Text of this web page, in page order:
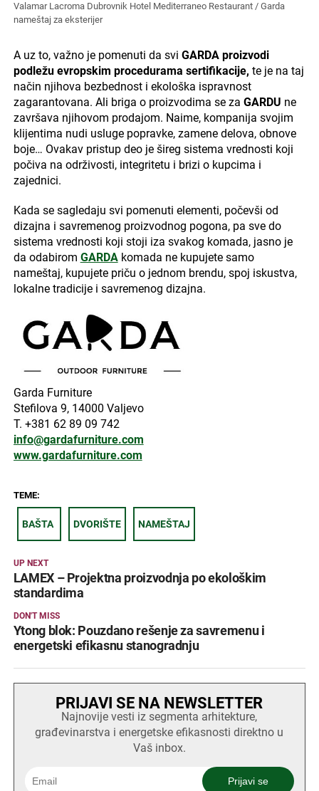
Valamar Lacroma Dubrovnik Hotel Mediterraneo Restaurant / Garda
nameštaj za eksterijer
A uz to, važno je pomenuti da svi GARDA proizvodi
podležu evropskim procedurama sertifikacije, te je na taj
način njihova bezbednost i ekološka ispravnost
zagarantovana. Ali briga o proizvodima se za GARDU ne
završava njihovom prodajom. Naime, kompanija svojim
klijentima nudi usluge popravke, zamene delova, obnove
boje… Ovakav pristup deo je šireg sistema vrednosti koji
počiva na održivosti, integritetu i brizi o kupcima i
zajednici.
Kada se sagledaju svi pomenuti elementi, počevši od
dizajna i savremenog proizvodnog pogona, pa sve do
sistema vrednosti koji stoji iza svakog komada, jasno je
da odabirom GARDA komada ne kupujete samo
nameštaj, kupujete priču o jednom brendu, spoj iskustva,
lokalne tradicije i savremenog dizajna.
Garda Furniture
Stefilova 9, 14000 Valjevo
T. +381 62 89 09 742
info@gardafurniture.com
www.gardafurniture.com
TEME:
BAŠTA DVORIŠTE NAMEŠTAJ
UP NEXT
LAMEX – Projektna proizvodnja po ekološkim
standardima
DON'T MISS
Ytong blok: Pouzdano rešenje za savremenu i
energetski efikasnu stanogradnju
PRIJAVI SE NA NEWSLETTER
Najnovije vesti iz segmenta arhitekture,
građevinarstva i energetske efikasnosti direktno u
Vaš inbox.